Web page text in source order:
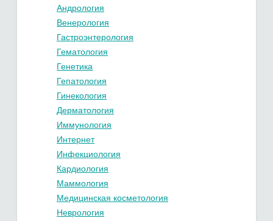
Андрология
Венерология
Гастроэнтерология
Гематология
Генетика
Гепатология
Гинекология
Дерматология
Иммунология
Интернет
Инфекциология
Кардиология
Маммология
Медицинская косметология
Неврология